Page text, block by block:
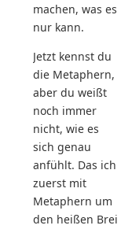
machen, was es
nur kann.
Jetzt kennst du
die Metaphern,
aber du weißt
noch immer
nicht, wie es
sich genau
anfühlt. Das ich
zuerst mit
Metaphern um
den heißen Brei